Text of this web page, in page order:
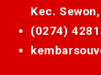
Kec.
(0274)